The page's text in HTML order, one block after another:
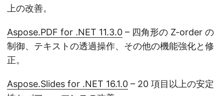
上の改善。
Aspose.PDF for .NET 11.3.0 – 四角形の Z-order の
制御、テキストの透過操作、その他の機能強化と修
正。
Aspose.Slides for .NET 16.1.0 – 20 項目以上の安定